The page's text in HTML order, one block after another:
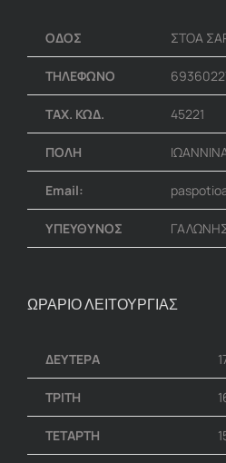
ΟΔΟΣ ΣΤΟΑ
ΤΗΛΕΦΩΝΟ
ΤΑΧ. ΚΩΔ. 45221
ΠΟΛΗ
Email:
ΥΠΕΥΘΥΝΟΣ
ΩΡΑΡΙΟ ΛΕΙΤΟΥΡΓΙΑΣ
ΔΕΥΤΕΡΑ
ΤΡΙΤΗ
ΤΕΤΑΡΤΗ